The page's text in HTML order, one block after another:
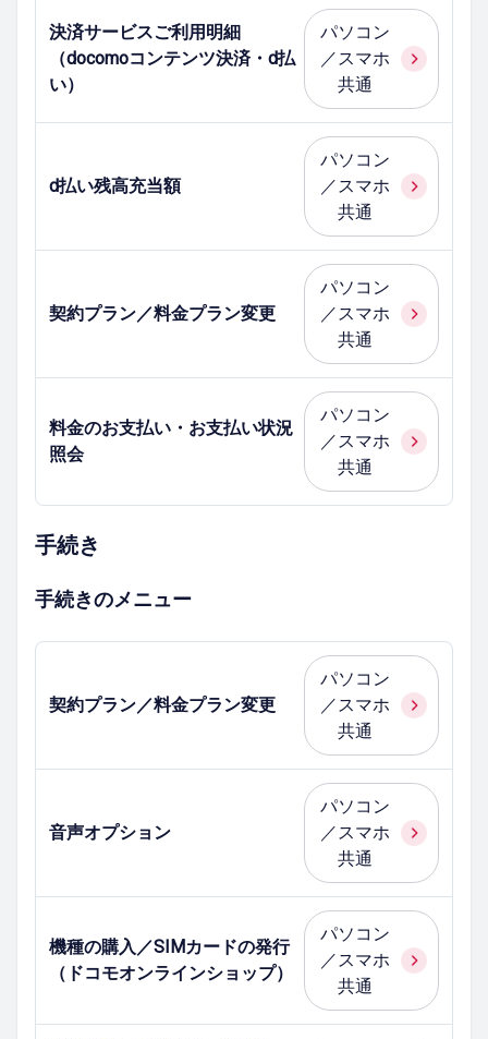
決済サービスご利用明細
（docomoコンテンツ決済・d払
い）
パソコン
／スマホ
共通
d払い残高充当額
パソコン
／スマホ
共通
契約プラン／料金プラン変更
パソコン
／スマホ
共通
料金のお支払い・お支払い状況
照会
パソコン
／スマホ
共通
手続き
手続きのメニュー
契約プラン／料金プラン変更
パソコン
／スマホ
共通
音声オプション
パソコン
／スマホ
共通
機種の購入／SIMカードの発行
（ドコモオンラインショップ）
パソコン
／スマホ
共通